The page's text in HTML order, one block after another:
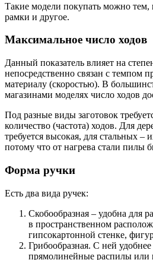
Такие модели покупать можно тем,
рамки и другое.
Максимальное число ходов
Данный показатель влияет на
непосредственно связан с темпом
материалу (скоростью). В
магазинами моделях число ходов
Под разные виды заготовок
количество (частота) ходов. Для
требуется высокая, для стальных
потому что от нагрева стали пилы
Форма ручки
Есть два вида ручек:
Скобообразная – удобна для
в пространственном
гипсокартонной стенке,
Грибообразная. С ней
прямолинейные распилы или